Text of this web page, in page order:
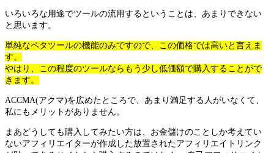
いろいろな用途でツールの流用するということは、あまりできない
と思います。
単純なペタツールの機能のみですので、この価格では高いと言えま
す。
やはり、この程度のツールならもう少し低価額で購入することがで
きます。
ACCMA(アクマ)を広めたところで、あまり満足する人がいなくて、
私にもメリットがありません。
まあどうしても購入してみたい方は、お金儲けのことしか考えてい
ないアフィリエイターが作成した放置されたアフィリエイトリンク